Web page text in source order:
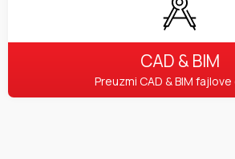
CAD & BIM
Preuzmi CAD & BIM